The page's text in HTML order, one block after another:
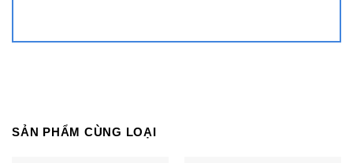
Đặc trưng của dòng sản phẩm điều hòa inverter
SẢN PHẨM CÙNG LOẠI